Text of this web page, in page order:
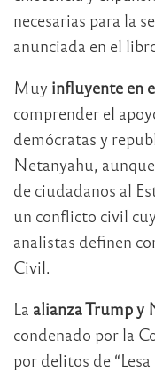
necesarias para la
anunciada en el
Muy influyente en
comprender el
demócratas y
Netanyahu,
de ciudadanos al
un conflicto civil
analistas definen
Civil.
La alianza Trump y
condenado por la
por delitos de